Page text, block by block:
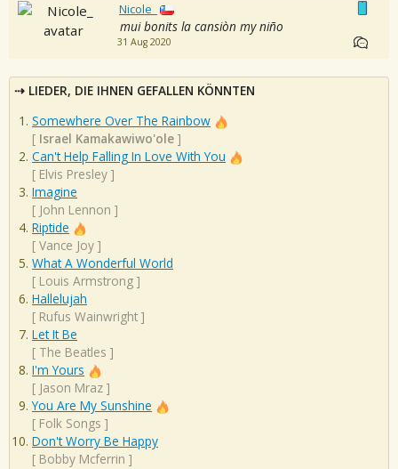
Nicole_
mui bonits la cansiòn my niño
31 Aug 2020
LIEDER, DIE IHNEN GEFALLEN KÖNNTEN
Somewhere Over The Rainbow
[ Israel Kamakawiwo'ole ]
Can't Help Falling In Love With You
[ Elvis Presley ]
Imagine
[ John Lennon ]
Riptide
[ Vance Joy ]
What A Wonderful World
[ Louis Armstrong ]
Hallelujah
[ Rufus Wainwright ]
Let It Be
[ The Beatles ]
I'm Yours
[ Jason Mraz ]
You Are My Sunshine
[ Folk Songs ]
Don't Worry Be Happy
[ Bobby Mcferrin ]